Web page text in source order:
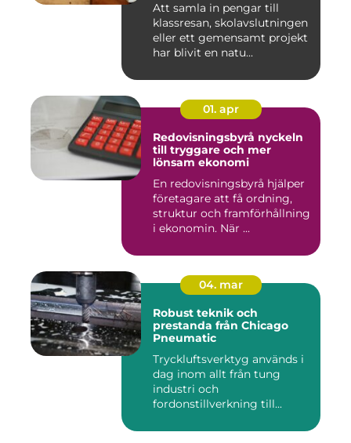
Att samla in pengar till
klassresan, skolavslutningen
eller ett gemensamt projekt
har blivit en natu...
01. apr
Redovisningsbyrå nyckeln
till tryggare och mer
lönsam ekonomi
En redovisningsbyrå hjälper
företagare att få ordning,
struktur och framförhållning
i ekonomin. När ...
04. mar
Robust teknik och
prestanda från Chicago
Pneumatic
Tryckluftsverktyg används i
dag inom allt från tung
industri och
fordonstillverkning till...